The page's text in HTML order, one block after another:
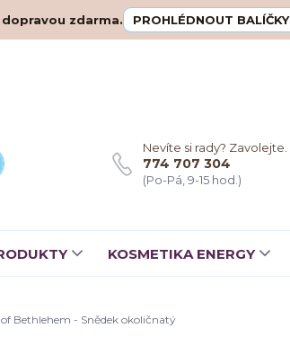
zdarma. PROHLÉDNOUT BALÍČKY
Nevíte si rady? Zavolejte.
774 707 304
(Po-Pá, 9-15 hod.)
KOSMETIKA ENERGY
Bethlehem - Snědek okoličnatý